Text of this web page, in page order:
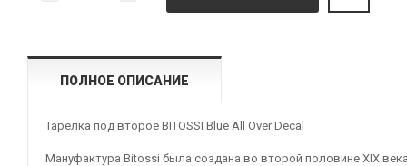
ПОЛНОЕ ОПИСАНИЕ
Тарелка под второе BITOSSI Blue All Over Decal
Мануфактура Bitossi была создана во второй половине XIX